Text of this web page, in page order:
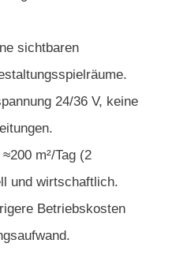
sichtbaren
24/36 V, keine
≈200 m²/Tag (2
und wirtschaftlich.
Betriebskosten